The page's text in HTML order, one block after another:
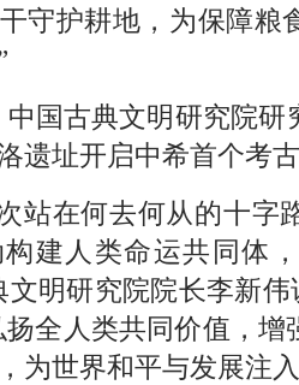
守护耕地，为保障粮
国古典文明研究院研
遗址开启中希首个考
站在何去何从的十字
建人类命运共同体
文明研究院院长李新
扬全人类共同价值，
为世界和平与发展注